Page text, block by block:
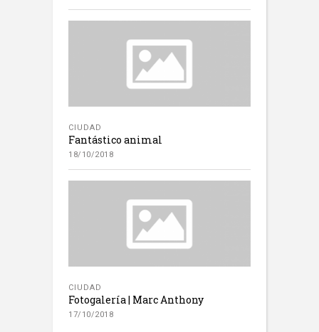
CIUDAD
Fantástico animal
18/10/2018
CIUDAD
Fotogalería | Marc Anthony
17/10/2018